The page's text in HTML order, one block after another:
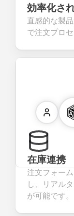
効率化さ
直感的な製
で注文プロ
在庫連携
注文フォー
し、リアル
が可能です。